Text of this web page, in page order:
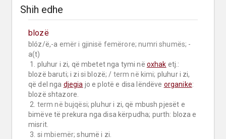
Shih edhe
blozë
blóz/ë,-a emër i gjinisë femërore; numri shumës; -
a(t)
1. pluhur i zi, që mbetet nga tymi në oxhak etj.:
blozë baruti; i zi si blozë; / term në kimi; pluhur i zi,
që del nga djegia jo e plotë e disa lëndëve organike:
blozë shtazore.
2. term në bujqësi; pluhur i zi, që mbush pjesët e
bimëve të prekura nga disa kërpudha; purth: bloza e
misrit.
3. si mbiemër; shumë i zi.